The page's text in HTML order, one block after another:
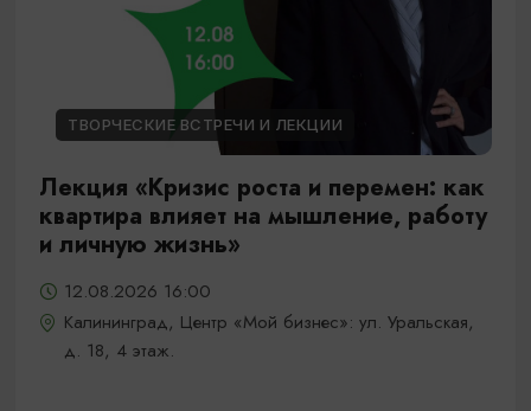
ТВОРЧЕСКИЕ ВСТРЕЧИ И ЛЕКЦИИ
Лекция «Кризис роста и перемен: как
квартира влияет на мышление, работу
и личную жизнь»
12.08.2026 16:00
Калининград, Центр «Мой бизнес»: ул. Уральская,
д. 18, 4 этаж.